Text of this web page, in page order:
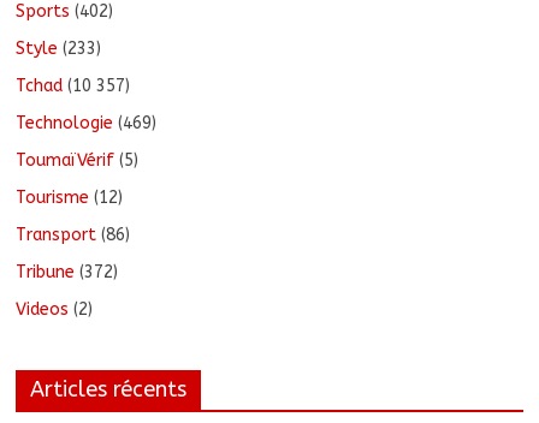
Sports (402)
Style (233)
Tchad (10 357)
Technologie (469)
ToumaïVérif (5)
Tourisme (12)
Transport (86)
Tribune (372)
Videos (2)
Articles récents